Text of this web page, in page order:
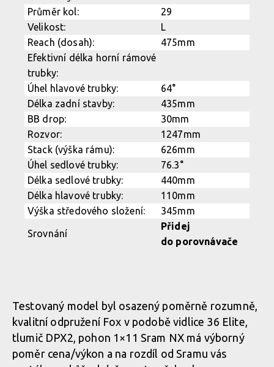
Testovaný model byl osazený poměrně rozumně,
kvalitní odpružení Fox v podobě vidlice 36 Elite,
tlumič DPX2, pohon 1×11 Sram NX má výborný
poměr cena/výkon a na rozdíl od Sramu vás